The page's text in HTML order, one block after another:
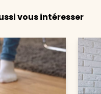
vous intéresser